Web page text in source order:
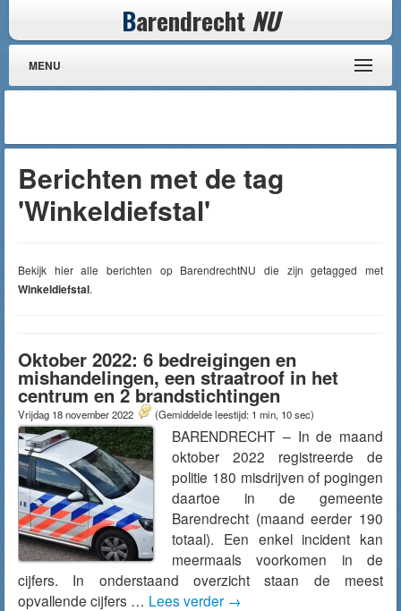
Barendrecht NU
MENU
Berichten met de tag
'Winkeldiefstal'
Bekijk hier alle berichten op BarendrechtNU die zijn getagged met
Winkeldiefstal.
Oktober 2022: 6 bedreigingen en
mishandelingen, een straatroof in het
centrum en 2 brandstichtingen
Vrijdag 18 november 2022 (Gemiddelde leestijd: 1 min, 10 sec)
BARENDRECHT – In de maand
oktober 2022 registreerde de
politie 180 misdrijven of pogingen
daartoe in de gemeente
Barendrecht (maand eerder 190
totaal). Een enkel incident kan
meermaals voorkomen in de
cijfers. In onderstaand overzicht staan de meest
opvallende cijfers … Lees verder →